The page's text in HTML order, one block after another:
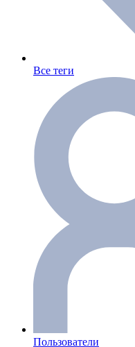
Все теги
Пользователи